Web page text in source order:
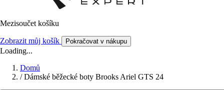
Mezisoučet košíku
Zobrazit můj košík Pokračovat v nákupu
Loading...
Domů
/ Dámské běžecké boty Brooks Ariel GTS 24